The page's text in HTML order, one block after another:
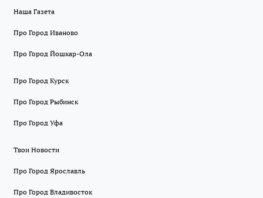
Наша Газета
Про Город Иваново
Про Город Йошкар-Ола
Про Город Курск
Про Город Рыбинск
Про Город Уфа
Твои Новости
Про Город Ярославль
Про Город Владивосток